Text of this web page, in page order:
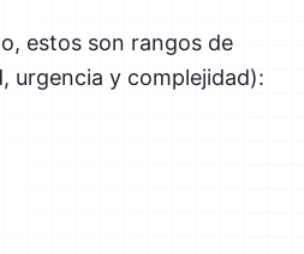
estos son rangos de
urgencia y complejidad):